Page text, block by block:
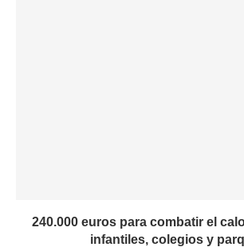
240.000 euros para combatir el
infantiles, colegios y